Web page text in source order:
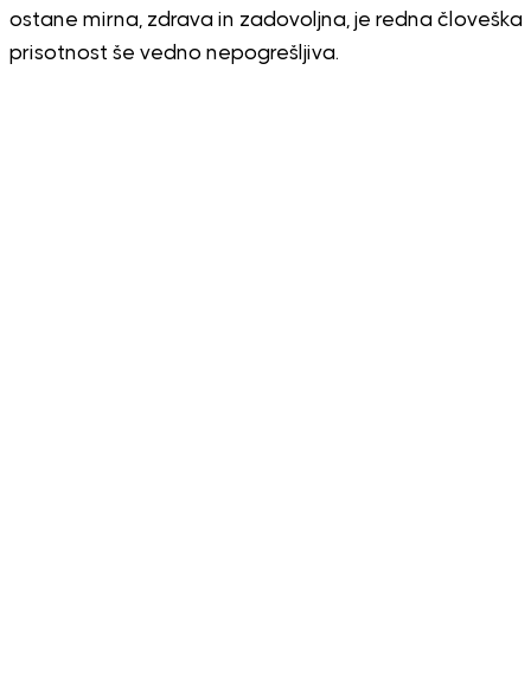
ostane mirna, zdrava in zadovoljna, je redna človeška
prisotnost še vedno nepogrešljiva.